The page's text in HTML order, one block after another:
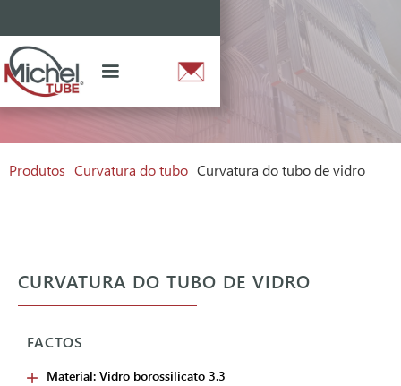
Produtos Curvatura do tubo Curvatura do tubo de vidro
CURVATURA DO TUBO DE VIDRO
FACTOS
Material: Vidro borossilicato 3.3